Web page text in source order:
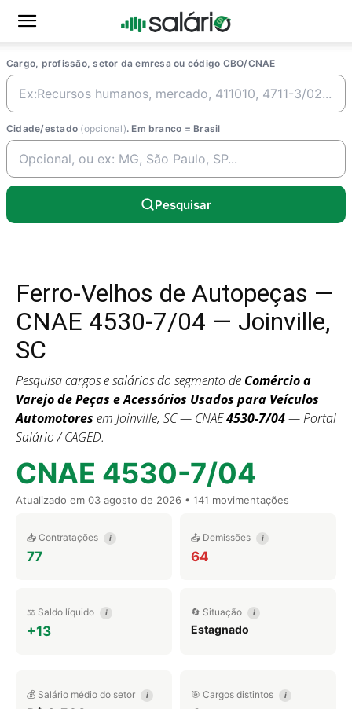
Cargo, profissão, setor da emresa ou código CBO/CNAE
Cidade/estado (opcional). Em branco = Brasil
Pesquisar
Ferro-Velhos de Autopeças —
CNAE 4530-7/04 — Joinville,
SC
Pesquisa cargos e salários do segmento de Comércio a
Varejo de Peças e Acessórios Usados para Veículos
Automotores em Joinville, SC — CNAE4530-7/04— Portal
Salário / CAGED.
CNAE 4530-7/04
Atualizado em 03 agosto de 2026 • 141 movimentações
📥 Contratações i
77
📤 Demissões i
64
⚖️ Saldo líquido i
+13
🔄 Situação i
Estagnado
💰 Salário médio do setor i 🎯 Cargos distintos i